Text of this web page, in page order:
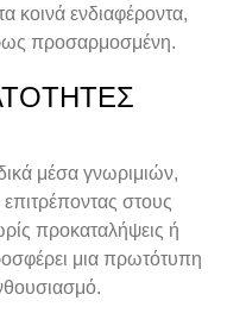
κοινά ενδιαφέροντα,
προσαρμοσμένη.
μέσα γνωριμιών,
στους
προκαταλήψεις ή
μια πρωτότυπη